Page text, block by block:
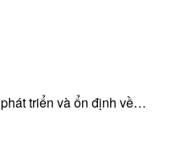
triển và ổn định về…